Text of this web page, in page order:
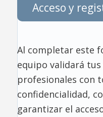
Acceso y
Al completar este
equipo validará tus
profesionales con
confidencialidad,
garantizar el